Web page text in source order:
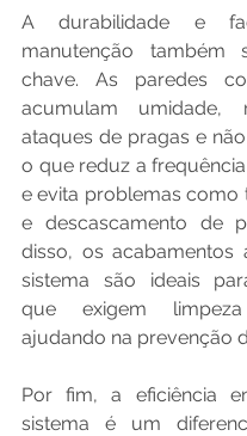
A durabilidade e
manutenção também
chave. As paredes
acumulam umidade,
ataques de pragas e
o que reduz a
e evita problemas como
e descascamento de
disso, os acabamentos
sistema são ideais
que exigem limpeza
ajudando na prevenção
Por fim, a eficiência
sistema é um